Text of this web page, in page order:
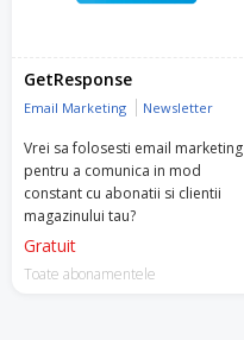
GetResponse
Email Marketing Newsletter
Vrei sa folosesti email marketing
pentru a comunica in mod
constant cu abonatii si clientii
magazinului tau?
Gratuit
Toate abonamentele